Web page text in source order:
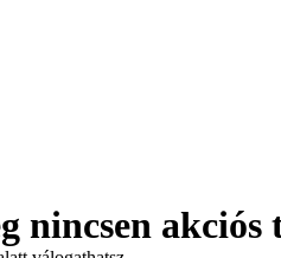
nincsen akciós